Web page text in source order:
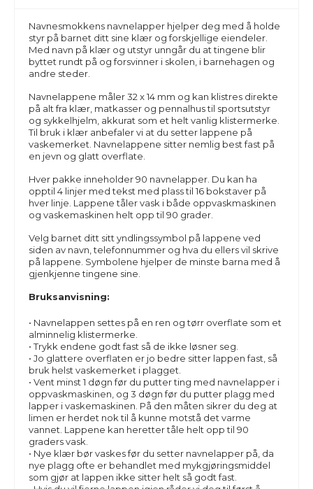
Navnesmokkens navnelapper hjelper deg med å holde
styr på barnet ditt sine klær og forskjellige eiendeler.
Med navn på klær og utstyr unngår du at tingene blir
byttet rundt på og forsvinner i skolen, i barnehagen og
andre steder.
Navnelappene måler 32 x 14 mm og kan klistres direkte
på alt fra klær, matkasser og pennalhus til sportsutstyr
og sykkelhjelm, akkurat som et helt vanlig klistermerke.
Til bruk i klær anbefaler vi at du setter lappene på
vaskemerket. Navnelappene sitter nemlig best fast på
en jevn og glatt overflate.
Hver pakke inneholder 90 navnelapper. Du kan ha
opptil 4 linjer med tekst med plass til 16 bokstaver på
hver linje. Lappene tåler vask i både oppvaskmaskinen
og vaskemaskinen helt opp til 90 grader.
Velg barnet ditt sitt yndlingssymbol på lappene ved
siden av navn, telefonnummer og hva du ellers vil skrive
på lappene. Symbolene hjelper de minste barna med å
gjenkjenne tingene sine.
Bruksanvisning:
• Navnelappen settes på en ren og tørr overflate som et
alminnelig klistermerke.
• Trykk endene godt fast så de ikke løsner seg.
• Jo glattere overflaten er jo bedre sitter lappen fast, så
bruk helst vaskemerket i plagget.
• Vent minst 1 døgn før du putter ting med navnelapper i
oppvaskmaskinen, og 3 døgn før du putter plagg med
lapper i vaskemaskinen. På den måten sikrer du deg at
limen er herdet nok til å kunne motstå det varme
vannet. Lappene kan heretter tåle helt opp til 90
graders vask.
• Nye klær bør vaskes før du setter navnelapper på, da
nye plagg ofte er behandlet med mykgjøringsmiddel
som gjør at lappen ikke sitter helt så godt fast.